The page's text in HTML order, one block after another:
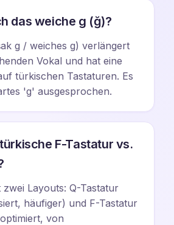
das weiche g (ğ)?
g / weiches g) verlängert
Vokal und hat eine
türkischen Tastaturen. Es
'g' ausgesprochen.
F-Tastatur vs.
zwei Layouts: Q-Tastatur
häufiger) und F-Tastatur
von